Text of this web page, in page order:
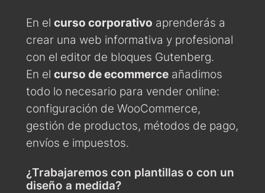
En el curso corporativo aprenderás a
crear una web informativa y profesional
con el editor de bloques Gutenberg.
En el curso de ecommerceañadimos
todo lo necesario para vender online:
configuración de WooCommerce,
gestión de productos, métodos de pago,
envíos e impuestos.
¿Trabajaremos con plantillas o con un
diseño a medida?